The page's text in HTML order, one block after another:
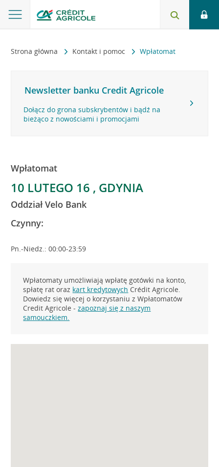
Strona główna Kontakt i pomoc Wpłatomat
Newsletter banku Credit Agricole
Dołącz do grona subskrybentów i bądź na
bieżąco z nowościami i promocjami
Wpłatomat
10 LUTEGO 16 , GDYNIA
Oddział Velo Bank
Czynny:
Pn.-Niedz.: 00:00-23:59
Wpłatomaty umożliwiają wpłatę gotówki na konto,
spłatę rat oraz kart kredytowych Crédit Agricole.
Dowiedz się więcej o korzystaniu z Wpłatomatów
Credit Agricole -zapoznaj się z naszym
samouczkiem.